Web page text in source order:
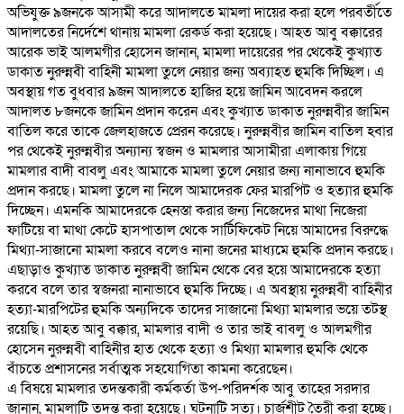
অভিযুক্ত ৯জনকে আসামী করে আদালতে মামলা দায়ের করা হলে পরবর্তীতে
আদালতের নির্দেশে থানায় মামলা রেকর্ড করা হয়েছে। আহত আবু বক্কারের
আরেক ভাই আলমগীর হোসেন জানান, মামলা দায়েরের পর থেকেই কুখ্যাত
ডাকাত নুরুন্নবী বাহিনী মামলা তুলে নেয়ার জন্য অব্যাহত হুমকি দিচ্ছিল। এ
অবস্থায় গত বুধবার ৯জন আদালতে হাজির হয়ে জামিন আবেদন করলে
আদালত ৮জনকে জামিন প্রদান করেন এবং কুখ্যাত ডাকাত নুরুন্নবীর জামিন
বাতিল করে তাকে জেলহাজতে প্রেরন করেছে। নুরুন্নবীর জামিন বাতিল হবার
পর থেকেই নুরুন্নবীর অন্যান্য স্বজন ও মামলার আসামীরা এলাকায় গিয়ে
মামলার বাদী বাবলু এবং আমাকে মামলা তুলে নেয়ার জন্য নানাভাবে হুমকি
প্রদান করছে। মামলা তুলে না নিলে আমাদেরক ফের মারপিট ও হত্যার হুমকি
দিচ্ছেন। এমনকি আমাদেরকে হেনস্তা করার জন্য নিজেদের মাথা নিজেরা
ফাটিয়ে বা মাথা কেটে হাসপাতাল থেকে সার্টিফিকেট নিয়ে আমাদের বিরুদ্ধে
মিথ্যা-সাজানো মামলা করবে বলেও নানা জনের মাধ্যমে হুমকি প্রদান করছে।
এছাড়াও কুখ্যাত ডাকাত নুরুন্নবী জামিন থেকে বের হয়ে আমাদেরকে হত্যা
করবে বলে তার স্বজনরা নানাভাবে হুমকি দিচ্ছে। এ অবস্থায় নুরুন্নবী বাহিনীর
হত্যা-মারপিটের হুমকি অন্যদিকে তাদের সাজানো মিথ্যা মামলার ভয়ে তটস্থ
রয়েছি। আহত আবু বক্কার, মামলার বাদী ও তার ভাই বাবলু ও আলমগীর
হোসেন নুরুন্নবী বাহিনীর হাত থেকে হত্যা ও মিথ্যা মামলার হুমকি থেকে
বাঁচতে প্রশাসনের সর্বাত্মক সহযোগিতা কামনা করেছেন।
এ বিষয়ে মামলার তদন্তকারী কর্মকর্তা উপ-পরিদর্শক আবু তাহের সরদার
জানান, মামলাটি তদন্ত করা হয়েছে। ঘটনাটি সত্য। চার্জশীট তৈরী করা হচ্ছে।